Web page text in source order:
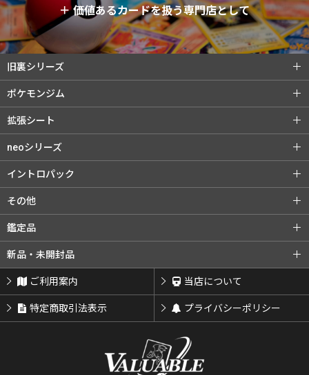
＋価値あるカードを扱う専門店として
ご利用案内 当店について
特定商取引法表示 プライバシーポリシー
旧裏シリーズ
旧裏シリーズ (全商品)
第1弾（★）
第3弾 化石の秘密
ポケモンジム
ポケモンジム (全商品)
第1弾 カスミ
第2弾 エリカ
闇からの挑戦
拡張シート
拡張シート (全商品)
第2弾 赤版
neoシリーズ
neoシリーズ (全商品)
第2弾 遺跡をこえて...
第4弾 闇、そして光へ...
プレミアムファイル3
イントロパック
イントロパック (全商品)
ゼニガメデッキ
チコリータデッキ
その他
その他 (全商品)
サザンアイランド
鑑定品
鑑定品 (全商品)
ARS鑑定品 その他鑑定品
新品・未開封品
新品・未開封品 (全商品) BOX・パック
サプライ類等